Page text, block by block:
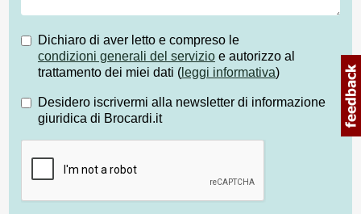
Dichiaro di aver letto e compreso le
condizioni generali del servizio e autorizzo al
trattamento dei miei dati ( leggi informativa)
Desidero iscrivermi alla newsletter di informazione
giuridica di Brocardi.it